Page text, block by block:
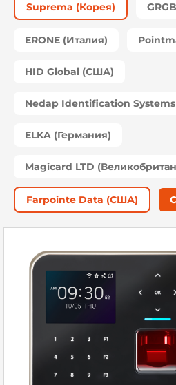
Suprema (Корея)
ERONE (Италия)
HID Global (США)
Nedap Identification
ELKA (Германия)
Magicard LTD
Farpointe Data (США)